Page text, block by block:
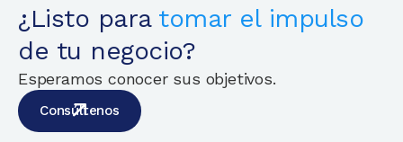
¿Listo para tomar el impulso
de tu negocio?
Esperamos conocer sus objetivos.
Consúltenos